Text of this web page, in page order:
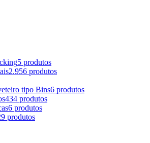
5 produtos
2.956 produtos
tipo Bins6 produtos
434 produtos
6 produtos
produtos